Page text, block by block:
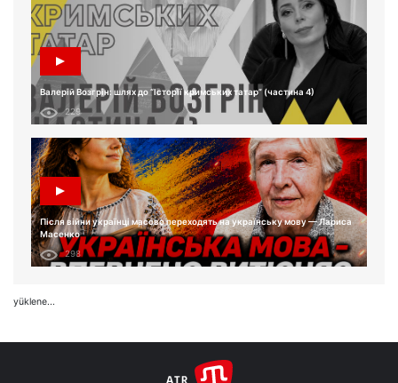
Валерій Возгрін: шлях до “Історії кримських татар” (частина 4)
229
Після війни українці масово переходять на українську мову — Лариса
Масенко
298
yüklene...